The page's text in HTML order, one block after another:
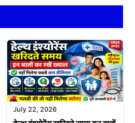
July 22, 2026